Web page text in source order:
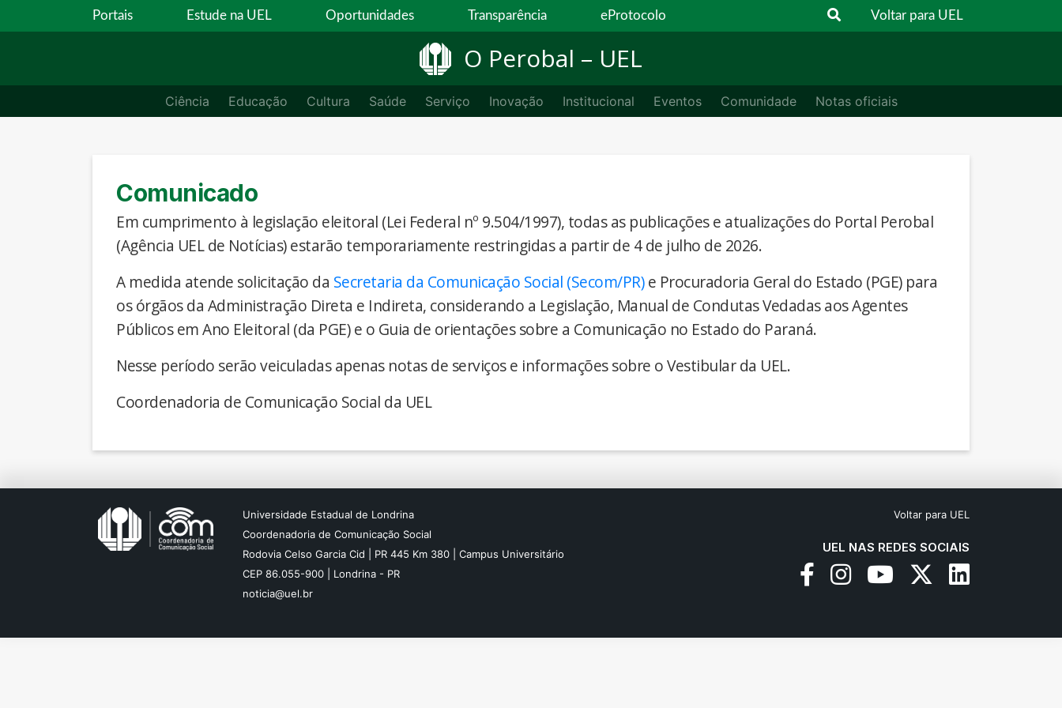
Portais Estude na UEL Oportunidades Transparência eProtocolo Voltar para UEL
O Perobal – UEL
Ciência Educação Cultura Saúde Serviço Inovação Institucional Eventos Comunidade Notas oficiais
Comunicado
Em cumprimento à legislação eleitoral (Lei Federal nº 9.504/1997), todas as publicações e atualizações do Portal Perobal
(Agência UEL de Notícias) estarão temporariamente restringidas a partir de 4 de julho de 2026.
A medida atende solicitação da Secretaria da Comunicação Social (Secom/PR)e Procuradoria Geral do Estado (PGE) para
os órgãos da Administração Direta e Indireta, considerando a Legislação, Manual de Condutas Vedadas aos Agentes
Públicos em Ano Eleitoral (da PGE) e o Guia de orientações sobre a Comunicação no Estado do Paraná.
Nesse período serão veiculadas apenas notas de serviços e informações sobre o Vestibular da UEL.
Coordenadoria de Comunicação Social da UEL
Universidade Estadual de Londrina
Coordenadoria de Comunicação Social
Rodovia Celso Garcia Cid | PR 445 Km 380 | Campus Universitário
CEP 86.055-900 | Londrina - PR
noticia@uel.br
Voltar para UEL
UEL NAS REDES SOCIAIS